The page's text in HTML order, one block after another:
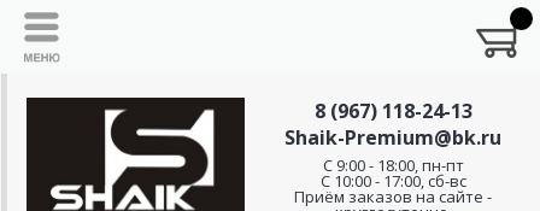
8 (967) 118-24-13
Shaik-Premium@bk.ru
C 9:00 - 18:00, пн-пт
С 10:00 - 17:00, сб-вс
Приём заказов на сайте -